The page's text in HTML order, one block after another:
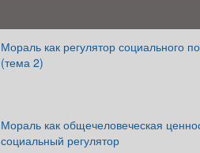
Мораль как регулятор социального
(тема 2)
Мораль как общечеловеческая
социальный регулятор